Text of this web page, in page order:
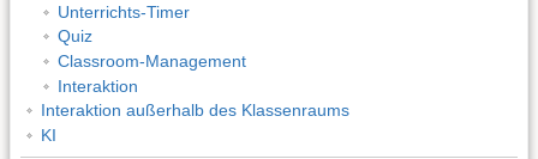
Unterrichts-Timer
Quiz
Classroom-Management
Interaktion
Interaktion außerhalb des Klassenraums
KI